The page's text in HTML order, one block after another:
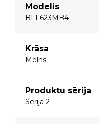
Modelis
BFL623MB4
Krāsa
Melns
Produktu sērija
Sērija 2